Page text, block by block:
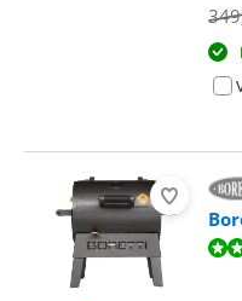
349
Beoordeling is 9,1 van de 10,